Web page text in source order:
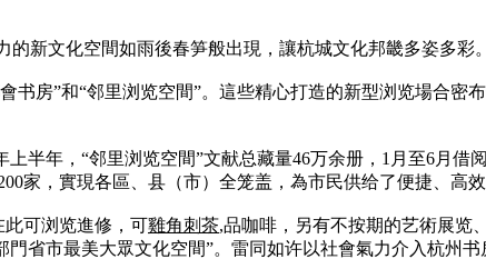
新文化空間如雨後春笋般出現，讓杭城文化邦畿多姿多彩。
房”和“邻里浏览空間”。這些精心打造的新型浏览場合密
半年，“邻里浏览空間”文献总藏量46万余册，1月至6月借
家，實現各區、县（市）全笼盖，為市民供给了便捷、高效
此可浏览進修，可雞角刺茶,品咖啡，另有不按期的艺術展览
省市最美大眾文化空間”。雷同如许以社會氣力介入杭州书